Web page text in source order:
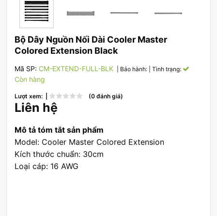
Bộ Dây Nguồn Nối Dài Cooler Master
Colored Extension Black
Mã SP: CM-EXTEND-FULL-BLK | Bảo hành: | Tình trạng:
Còn hàng
Lượt xem: | (0 đánh giá)
Liên hệ
Mô tả tóm tắt sản phẩm
Model: Cooler Master Colored Extension
Kích thước chuẩn: 30cm
Loại cáp: 16 AWG